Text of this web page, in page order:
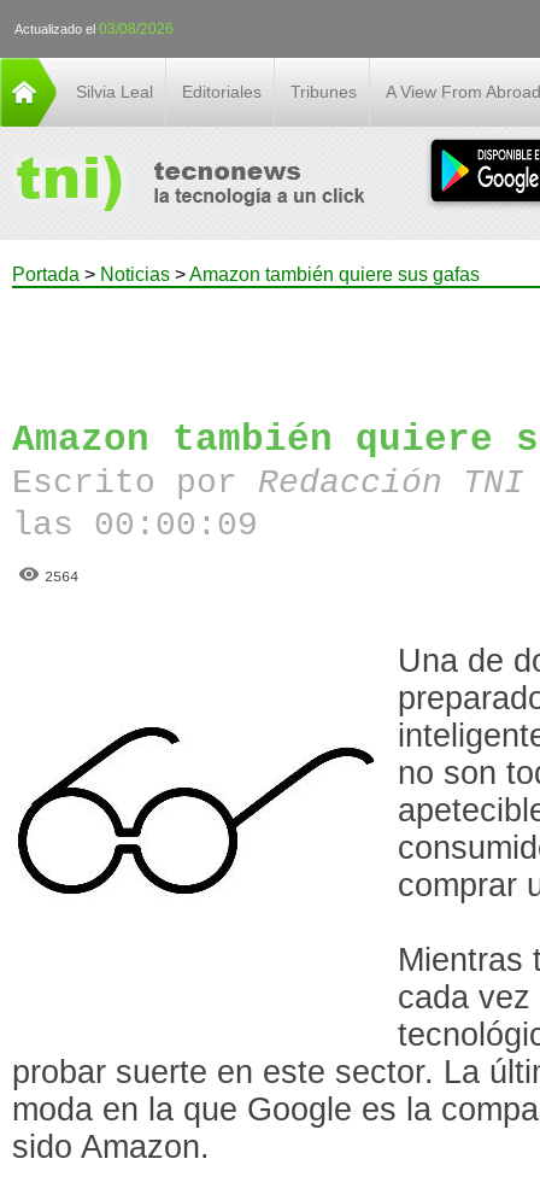
Actualizado el 03/08/2026
Silvia Leal Editoriales Tribunes A View From Abroad
Portada > Noticias >Amazon también quiere sus gafas
Amazon también quiere
Escrito por Redacción
las 00:00:09
2564
Una de
no son
comprar
Mientras
cada
probar suerte en este sector. La
moda en la que Google es la
sido Amazon.